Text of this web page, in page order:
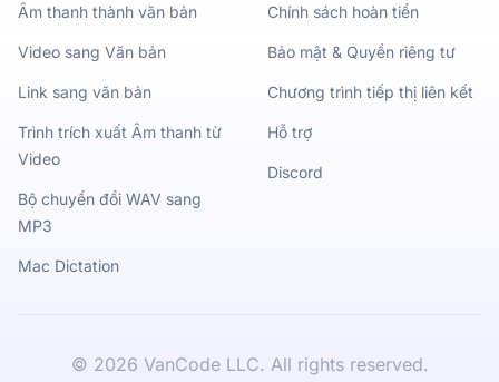
Âm thanh thành văn bản
Video sang Văn bản
Link sang văn bản
Trình trích xuất Âm thanh từ
Video
Bộ chuyển đổi WAV sang
MP3
Mac Dictation
Chính sách hoàn tiền
Bảo mật & Quyền riêng tư
Chương trình tiếp thị liên kết
Hỗ trợ
Discord
© 2026 VanCode LLC. All rights reserved.